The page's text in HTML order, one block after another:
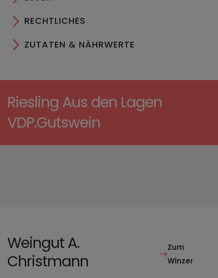
RECHTLICHES
ZUTATEN & NÄHRWERTE
Riesling Aus den Lagen
VDP.Gutswein
Weingut A.
Christmann
Zum
Winzer